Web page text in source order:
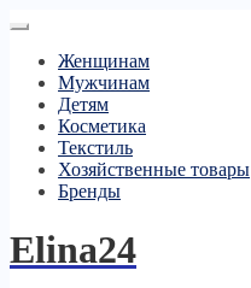
Женщинам
Мужчинам
Детям
Косметика
Текстиль
Хозяйственные товары
Бренды
Elina24